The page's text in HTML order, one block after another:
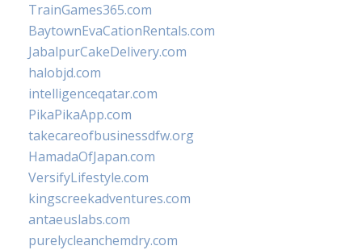
TrainGames365.com
BaytownEvaCationRentals.com
JabalpurCakeDelivery.com
halobjd.com
intelligenceqatar.com
PikaPikaApp.com
takecareofbusinessdfw.org
HamadaOfJapan.com
VersifyLifestyle.com
kingscreekadventures.com
antaeuslabs.com
purelycleanchemdry.com